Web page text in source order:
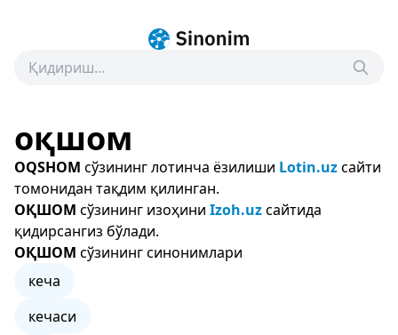
оқшом
OQSHOM сўзининг лотинча ёзилиши Lotin.uzсайти
томонидан тақдим қилинган.
ОҚШОМ сўзининг изоҳини Izoh.uzсайтида
қидирсангиз бўлади.
ОҚШОМ сўзининг синонимлари
кеча
кечаси